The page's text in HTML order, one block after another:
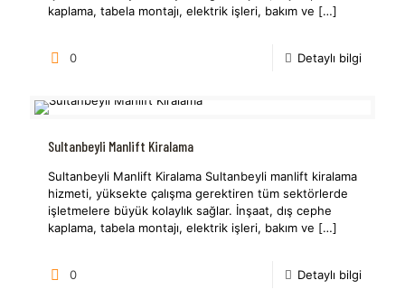
kaplama, tabela montajı, elektrik işleri, bakım ve […]
0 Detaylı bilgi
Sultanbeyli Manlift Kiralama
Sultanbeyli Manlift Kiralama Sultanbeyli manlift kiralama
hizmeti, yüksekte çalışma gerektiren tüm sektörlerde
işletmelere büyük kolaylık sağlar. İnşaat, dış cephe
kaplama, tabela montajı, elektrik işleri, bakım ve […]
0 Detaylı bilgi